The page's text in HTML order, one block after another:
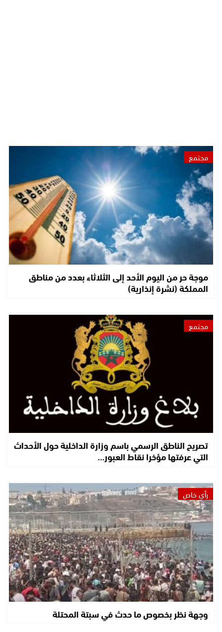
مجتمع
موجة حر من اليوم الأحد إلى الثلاثاء بعدد من مناطق
المملكة (نشرة إنذارية)
مجتمع
تصريح الناطق الرسمي باسم وزارة الداخلية حول الأحداث
التي عرفتها مؤخرا نقاط العبور…
رأي خاص
وجهة نظر بخصوص ما حدث في سبتة المحتلة